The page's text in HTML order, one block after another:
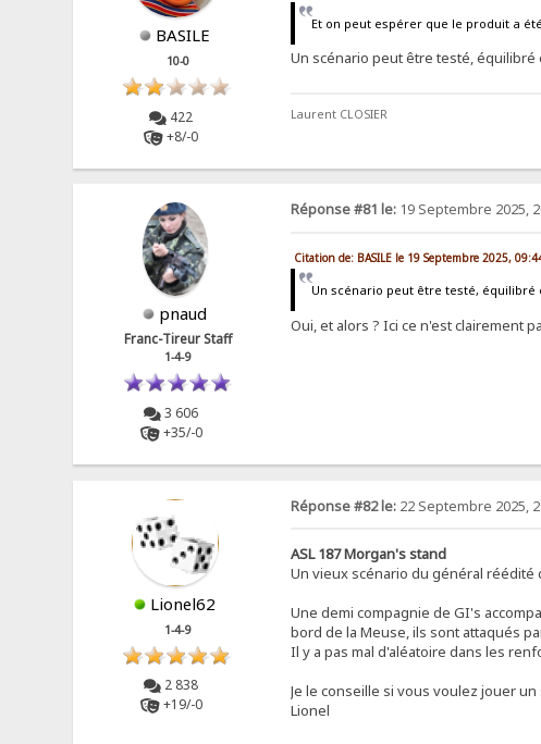
BASILE
10-0
422
+8/-0
Et on peut espérer que le produit a
Un scénario peut être testé,
Laurent CLOSIER
pnaud
Franc-Tireur Staff
1-4-9
3 606
+35/-0
Réponse #81 le:19 Septembre 2025,
Citation de: BASILE le 19 Septembre 2025,
Un scénario peut être testé, équilibré
Oui, et alors ? Ici ce n'est clairement
Lionel62
1-4-9
2 838
+19/-0
Réponse #82 le:22 Septembre 2025,
ASL 187 Morgan's stand
Un vieux scénario du général réédité
Une demi compagnie de GI's
bord de la Meuse, ils sont attaqués
Il y a pas mal d'aléatoire dans les
Je le conseille si vous voulez jouer
Lionel